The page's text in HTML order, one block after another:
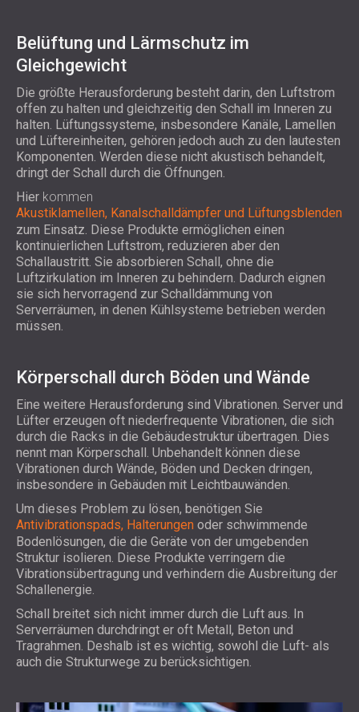
Belüftung und Lärmschutz im
Gleichgewicht
Die größte Herausforderung besteht darin, den Luftstrom
offen zu halten und gleichzeitig den Schall im Inneren zu
halten. Lüftungssysteme, insbesondere Kanäle, Lamellen
und Lüftereinheiten, gehören jedoch auch zu den lautesten
Komponenten. Werden diese nicht akustisch behandelt,
dringt der Schall durch die Öffnungen.
Hier kommen
Akustiklamellen, Kanalschalldämpfer und Lüftungsblenden
zum Einsatz. Diese Produkte ermöglichen einen
kontinuierlichen Luftstrom, reduzieren aber den
Schallaustritt. Sie absorbieren Schall, ohne die
Luftzirkulation im Inneren zu behindern. Dadurch eignen
sie sich hervorragend zur Schalldämmung von
Serverräumen, in denen Kühlsysteme betrieben werden
müssen.
Körperschall durch Böden und Wände
Eine weitere Herausforderung sind Vibrationen. Server und
Lüfter erzeugen oft niederfrequente Vibrationen, die sich
durch die Racks in die Gebäudestruktur übertragen. Dies
nennt man Körperschall. Unbehandelt können diese
Vibrationen durch Wände, Böden und Decken dringen,
insbesondere in Gebäuden mit Leichtbauwänden.
Um dieses Problem zu lösen, benötigen Sie
Antivibrationspads, Halterungen oder schwimmende
Bodenlösungen, die die Geräte von der umgebenden
Struktur isolieren. Diese Produkte verringern die
Vibrationsübertragung und verhindern die Ausbreitung der
Schallenergie.
Schall breitet sich nicht immer durch die Luft aus. In
Serverräumen durchdringt er oft Metall, Beton und
Tragrahmen. Deshalb ist es wichtig, sowohl die Luft- als
auch die Strukturwege zu berücksichtigen.